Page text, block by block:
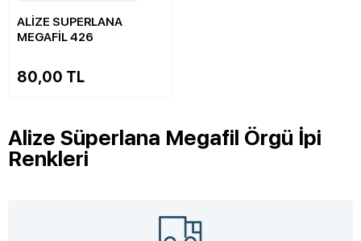
ALİZE SUPERLANA
MEGAFİL 426
80,00 TL
Alize Süperlana Megafil Örgü İpi
Renkleri